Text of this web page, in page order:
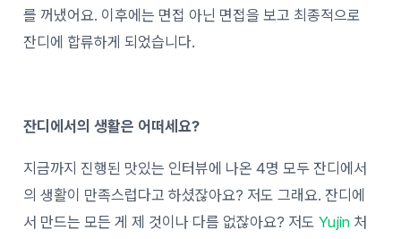
를 꺼냈어요. 이후에는 면접 아닌 면접을 보고 최종적으로
잔디에 합류하게 되었습니다.
잔디에서의 생활은 어떠세요?
지금까지 진행된 맛있는 인터뷰에 나온 4명 모두 잔디에서
의 생활이 만족스럽다고 하셨잖아요? 저도 그래요. 잔디에
서 만드는 모든 게 제 것이나 다름 없잖아요? 저도Yujin 처